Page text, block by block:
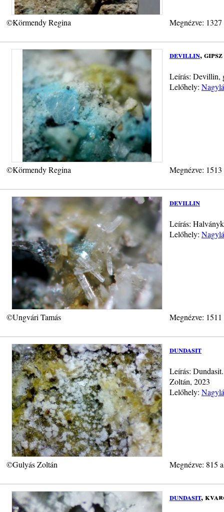
©Körmendy Regina Megnézve:
devillin, gipsz
Leírás: Devillin,
Lelőhely:
©Körmendy Regina Megnézve:
devillin
Leírás:
Lelőhely:
©Ungvári Tamás Megnézve:
dundasit
Leírás:
Zoltán, 2023
Lelőhely:
©Gulyás Zoltán Megnézve: 815
dundasit,